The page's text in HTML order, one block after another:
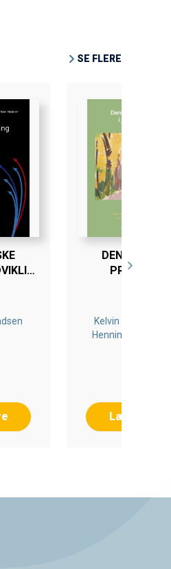
SE FLERE
DEN FAGLIGE
PRAKSIS I
Kelvin
Henning
Læs mere